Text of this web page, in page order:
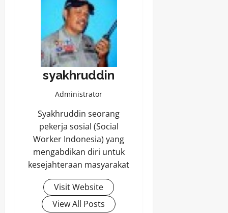
syakhruddin
Administrator
Syakhruddin seorang
pekerja sosial (Social
Worker Indonesia) yang
mengabdikan diri untuk
kesejahteraan masyarakat
Visit Website
View All Posts